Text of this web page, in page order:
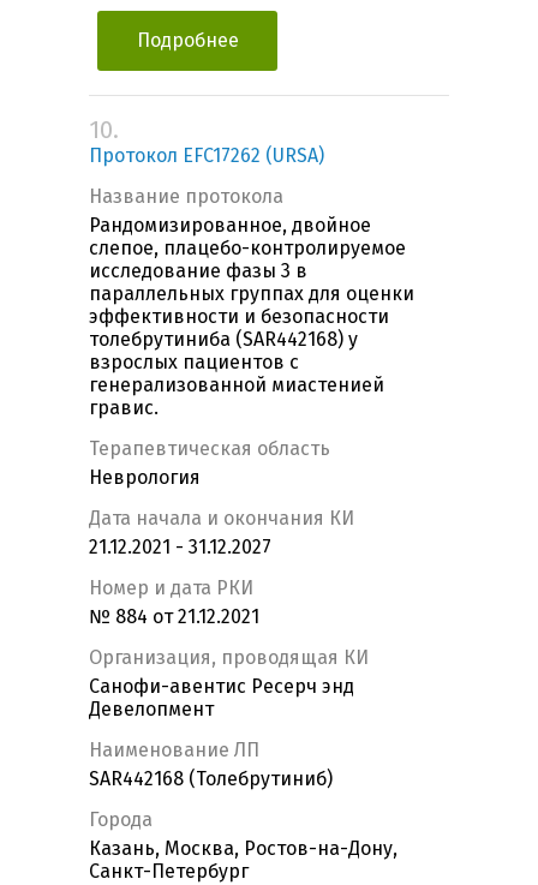
Подробнее
10.
Протокол EFC17262 (URSA)
Название протокола
Рандомизированное, двойное
слепое, плацебо-контролируемое
исследование фазы 3 в
параллельных группах для оценки
эффективности и безопасности
толебрутиниба (SAR442168) у
взрослых пациентов с
генерализованной миастенией
гравис.
Терапевтическая область
Неврология
Дата начала и окончания КИ
21.12.2021 - 31.12.2027
Номер и дата РКИ
№ 884 от 21.12.2021
Организация, проводящая КИ
Санофи-авентис Ресерч энд
Девелопмент
Наименование ЛП
SAR442168 (Толебрутиниб)
Города
Казань, Москва, Ростов-на-Дону,
Санкт-Петербург